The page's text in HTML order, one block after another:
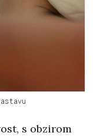
s obzirom